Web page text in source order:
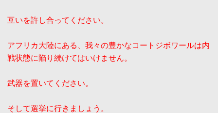
互いを許し合ってください。
アフリカ大陸にある、我々の豊かなコートジボワールは内
戦状態に陥り続けてはいけません。
武器を置いてください。
そして選挙に行きましょう。